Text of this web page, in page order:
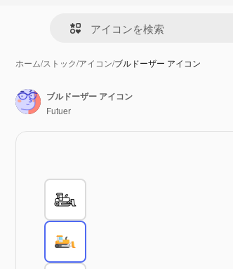
ホーム/ストック/アイコン/ブルドーザー アイコン
ブルドーザー アイコン
Futuer